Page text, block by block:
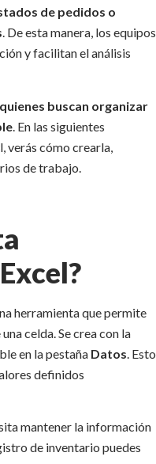
de pedidos o
. De esta manera, los equipos
y facilitan el análisis
buscan organizar
. En las siguientes
verás cómo crearla,
de trabajo.
herramienta que permite
celda. Se crea con la
en la pestaña Datos . Esto
definidos
mantener la información
de inventario puedes